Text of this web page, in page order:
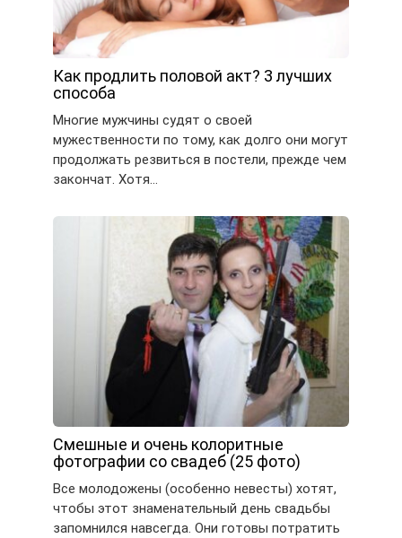
Как продлить половой акт? 3 лучших
способа
Многие мужчины судят о своей
мужественности по тому, как долго они могут
продолжать резвиться в постели, прежде чем
закончат. Хотя…
Смешные и очень колоритные
фотографии со свадеб (25 фото)
Все молодожены (особенно невесты) хотят,
чтобы этот знаменательный день свадьбы
запомнился навсегда. Они готовы потратить